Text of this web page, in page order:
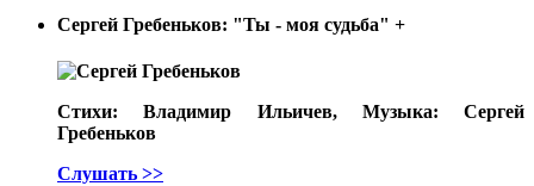
Сергей Гребеньков: "Ты - моя судьба" +
Стихи: Владимир Ильичев, Музыка: Сергей
Гребеньков
Слушать >>